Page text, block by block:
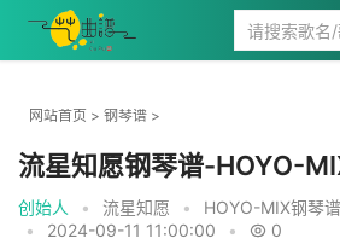
网站首页 > 钢琴谱 >
流星知愿钢琴谱-HOYO-
创始人 • 流星知愿 • HOYO-MIX钢琴谱
•
2024-09-11 11:00:00 • 0